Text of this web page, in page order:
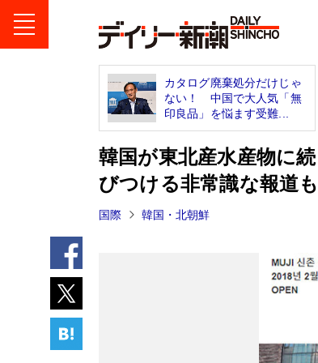
カタログ廃棄処分だけじゃ
ない！ 中国で大人気「無
印良品」を悩ます受難...
韓国が東北産水産物に
びつける非常識な報道も
国際 韓国・北朝鮮